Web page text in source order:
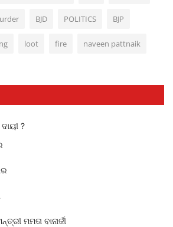
BJD POLITICS BJP
loot fire naveen pattnaik
?
ମମତା ବାନାର୍ଜୀ